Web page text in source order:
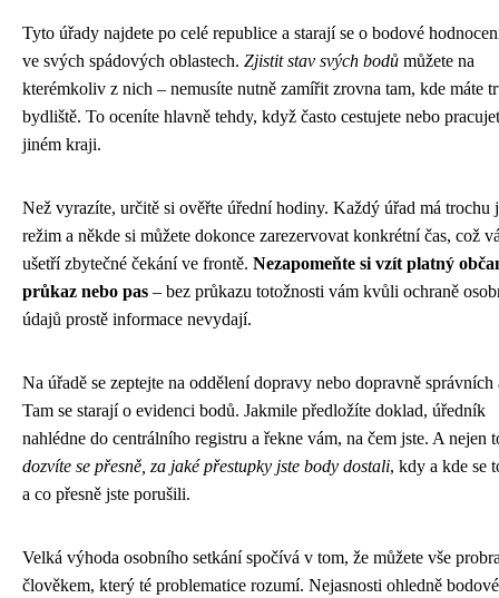
Tyto úřady najdete po celé republice a starají se o bodové
ve svých spádových oblastech. Zjistit stav svých bodů můžete na
kterémkoliv z nich – nemusíte nutně zamířit zrovna tam, kde máte
bydliště. To oceníte hlavně tehdy, když často cestujete nebo
jiném kraji.
Než vyrazíte, určitě si ověřte úřední hodiny. Každý úřad má trochu
režim a někde si můžete dokonce zarezervovat konkrétní čas, což
ušetří zbytečné čekání ve frontě. Nezapomeňte si vzít platný
průkaz nebo pas – bez průkazu totožnosti vám kvůli ochraně
údajů prostě informace nevydají.
Na úřadě se zeptejte na oddělení dopravy nebo dopravně správních
Tam se starají o evidenci bodů. Jakmile předložíte doklad, úředník
nahlédne do centrálního registru a řekne vám, na čem jste. A nejen
dozvíte se přesně, za jaké přestupky jste body dostali, kdy a kde se
a co přesně jste porušili.
Velká výhoda osobního setkání spočívá v tom, že můžete vše
člověkem, který té problematice rozumí. Nejasnosti ohledně